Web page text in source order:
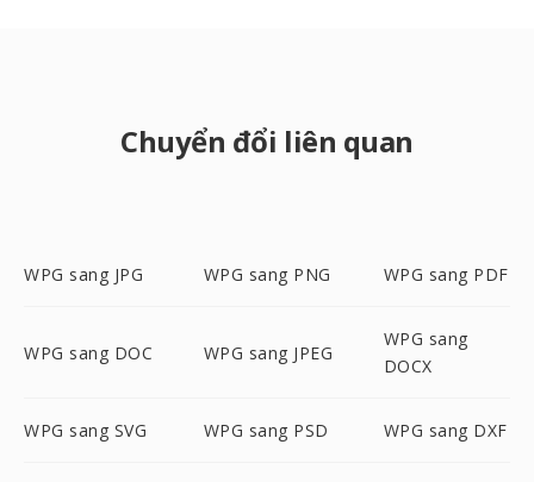
Chuyển đổi liên quan
WPG sang JPG WPG sang PNG WPG sang PDF
WPG sang DOC WPG sang JPEG
WPG sang
DOCX
WPG sang SVG WPG sang PSD WPG sang DXF